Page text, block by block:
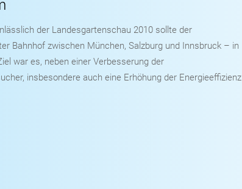
der Landesgartenschau 2010 sollte der
Bahnhof zwischen München, Salzburg und Innsbruck – in
war es, neben einer Verbesserung der
insbesondere auch eine Erhöhung der Energieeffizienz